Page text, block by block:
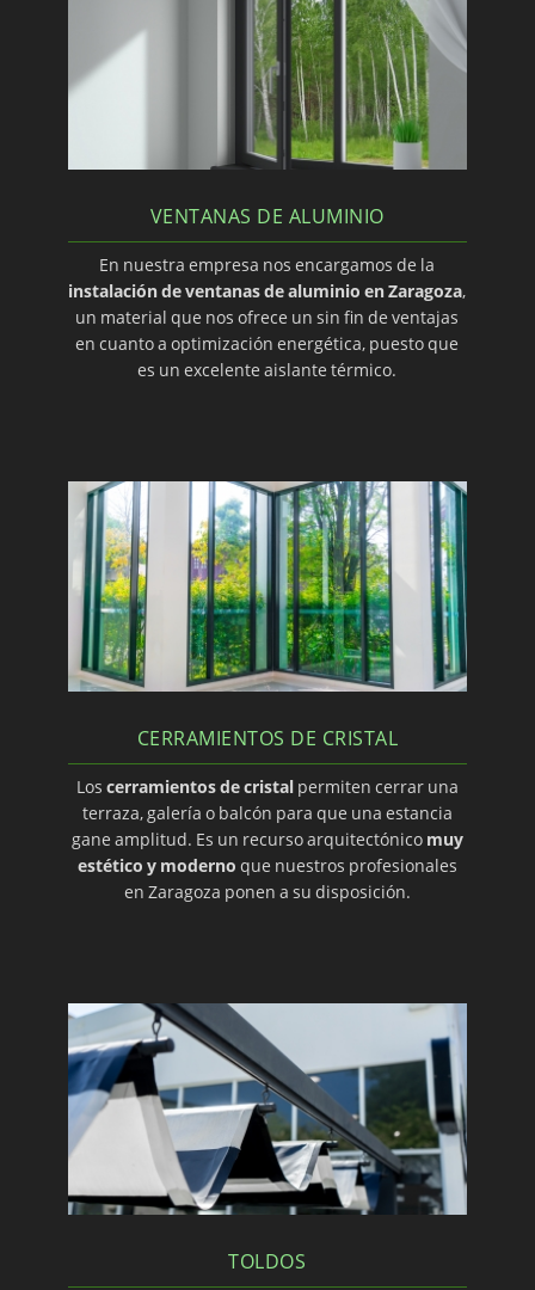
VENTANAS DE ALUMINIO
En nuestra empresa nos encargamos de la
instalación de ventanas de aluminio en Zaragoza,
un material que nos ofrece un sin fin de ventajas
en cuanto a optimización energética, puesto que
es un excelente aislante térmico.
CERRAMIENTOS DE CRISTAL
Los cerramientos de cristalpermiten cerrar una
terraza, galería o balcón para que una estancia
gane amplitud. Es un recurso arquitectónico muy
estético y moderno que nuestros profesionales
en Zaragoza ponen a su disposición.
TOLDOS